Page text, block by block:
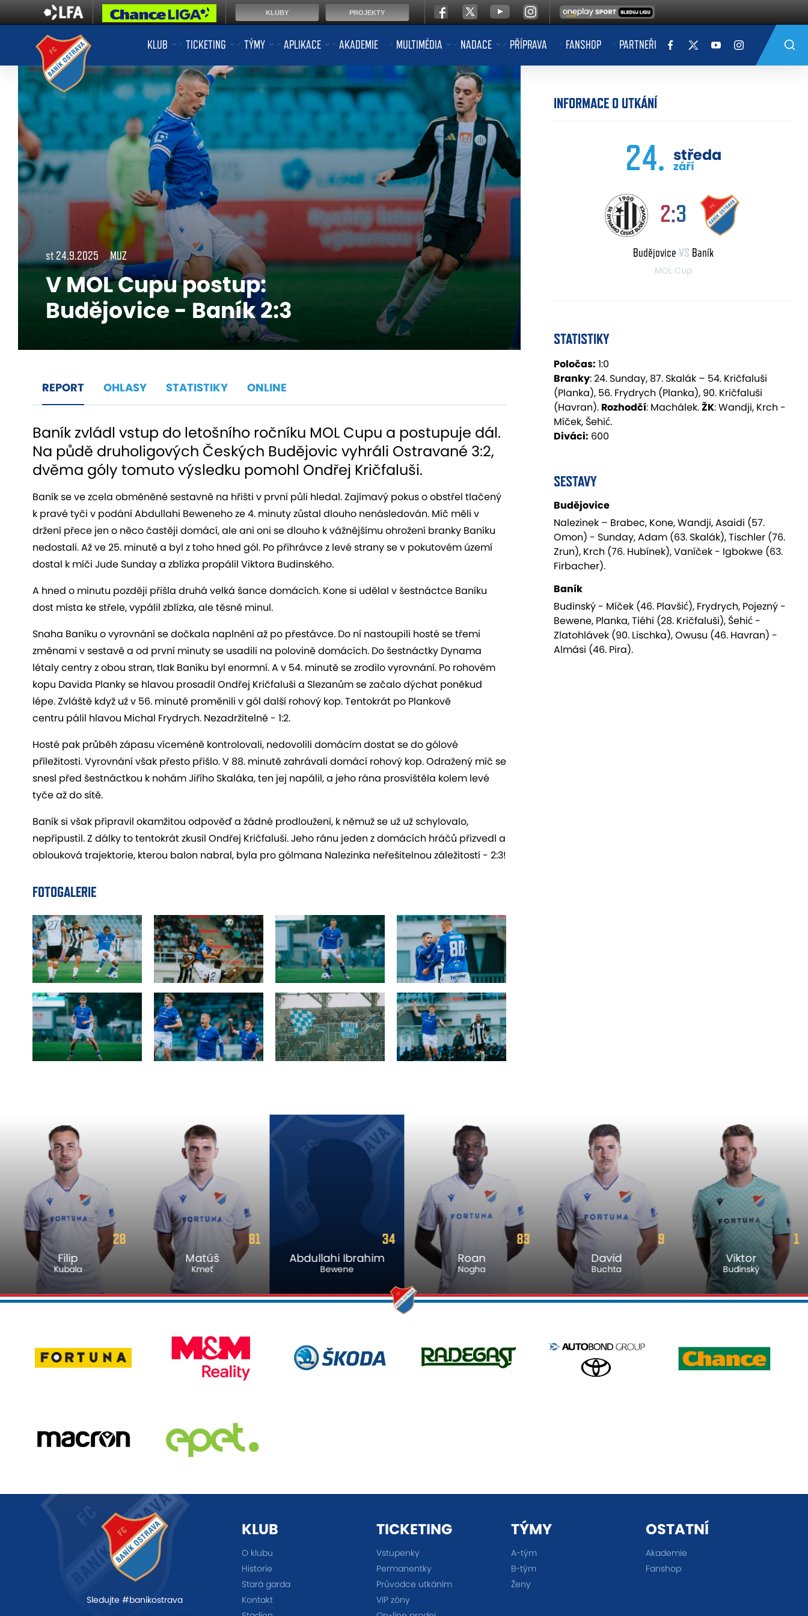
KLUB TICKETING TÝMY APLIKACE AKADEMIE MULTIMÉDIA NADACE PŘÍPRAVA FANSHOP PARTNEŘI
st 24.9.2025 MUZ
V MOL Cupu postup:
Budějovice - Baník 2:3
REPORT OHLASY STATISTIKY ONLINE
Baník zvládl vstup do letošního ročníku MOL Cupu a postupuje dál.
Na půdě druholigových Českých Budějovic vyhráli Ostravané 3:2,
dvěma góly tomuto výsledku pomohl Ondřej Kričfaluši.
Baník se ve zcela obměněné sestavně na hřišti v první půli hledal. Zajímavý pokus o obstřel tlačený
k pravé tyči v podání Abdullahi Beweneho ze 4. minuty zůstal dlouho nenásledován. Míč měli v
držení přece jen o něco častěji domácí, ale ani oni se dlouho k vážnějšímu ohrožení branky Baníku
nedostali. Až ve 25. minutě a byl z toho hned gól. Po přihrávce z levé strany se v pokutovém území
dostal k míči Jude Sunday a zblízka propálil Viktora Budinského.
A hned o minutu později přišla druhá velká šance domácích. Kone si udělal v šestnáctce Baníku
dost místa ke střele, vypálil zblízka, ale těsně minul.
Snaha Baníku o vyrovnání se dočkala naplnění až po přestávce. Do ní nastoupili hosté se třemi
změnami v sestavě a od první minuty se usadili na polovině domácích. Do šestnáctky Dynama
létaly centry z obou stran, tlak Baníku byl enormní. A v 54. minutě se zrodilo vyrovnání. Po rohovém
kopu Davida Planky se hlavou prosadil Ondřej Kričfaluši a Slezanům se začalo dýchat poněkud
lépe. Zvláště když už v 56. minutě proměnili v gól další rohový kop. Tentokrát po Plankově
centru pálil hlavou Michal Frydrych. Nezadržitelně - 1:2.
Hosté pak průběh zápasu víceméně kontrolovali, nedovolili domácím dostat se do gólové
příležitosti. Vyrovnání však přesto přišlo. V 88. minutě zahrávali domácí rohový kop. Odražený míč se
snesl před šestnáctkou k nohám Jiřího Skaláka, ten jej napálil, a jeho rána prosvištěla kolem levé
tyče až do sítě.
Baník si však připravil okamžitou odpověď a žádné prodloužení, k němuž se už už schylovalo,
nepřipustil. Z dálky to tentokrát zkusil Ondřej Kričfaluši. Jeho ránu jeden z domácích hráčů přizvedl a
oblouková trajektorie, kterou balon nabral, byla pro gólmana Nalezinka neřešitelnou záležitostí - 2:3!
FOTOGALERIE
INFORMACE O UTKÁNÍ
24. středa
září
2:3
Budějovice VS Baník
MOL Cup
STATISTIKY
Poločas: 1:0
Branky: 24. Sunday, 87. Skalák – 54. Kričfaluši
(Planka), 56. Frydrych (Planka), 90. Kričfaluši
(Havran). Rozhodčí: Machálek.ŽK: Wandji, Krch -
Míček, Šehić.
Diváci: 600
SESTAVY
Budějovice
Nalezinek – Brabec, Kone, Wandji, Asaidi (57.
Omon) - Sunday, Adam (63. Skalák), Tischler (76.
Zrun), Krch (76. Hubínek), Vaníček - Igbokwe (63.
Firbacher).
Baník
Budinský - Míček (46. Plavšić), Frydrych, Pojezný -
Bewene, Planka, Tiéhi (28. Kričfaluši), Šehić -
Zlatohlávek (90. Lischka), Owusu (46. Havran) -
Almási (46. Pira).
28
Filip
Kubala
81
Matúš
Kmeť
34
Abdullahi Ibrahim
Bewene
83
Roan
Nogha
9
David
Buchta
1
Viktor
Budinský
Sledujte #banikostrava
KLUB
O klubu
Historie
Stará garda
Kontakt
TICKETING
Vstupenky
Permanentky
Průvodce utkáním
VIP zóny
TÝMY
A-tým
B-tým
Ženy
OSTATNÍ
Akademie
Fanshop
KLUBY PROJEKTY